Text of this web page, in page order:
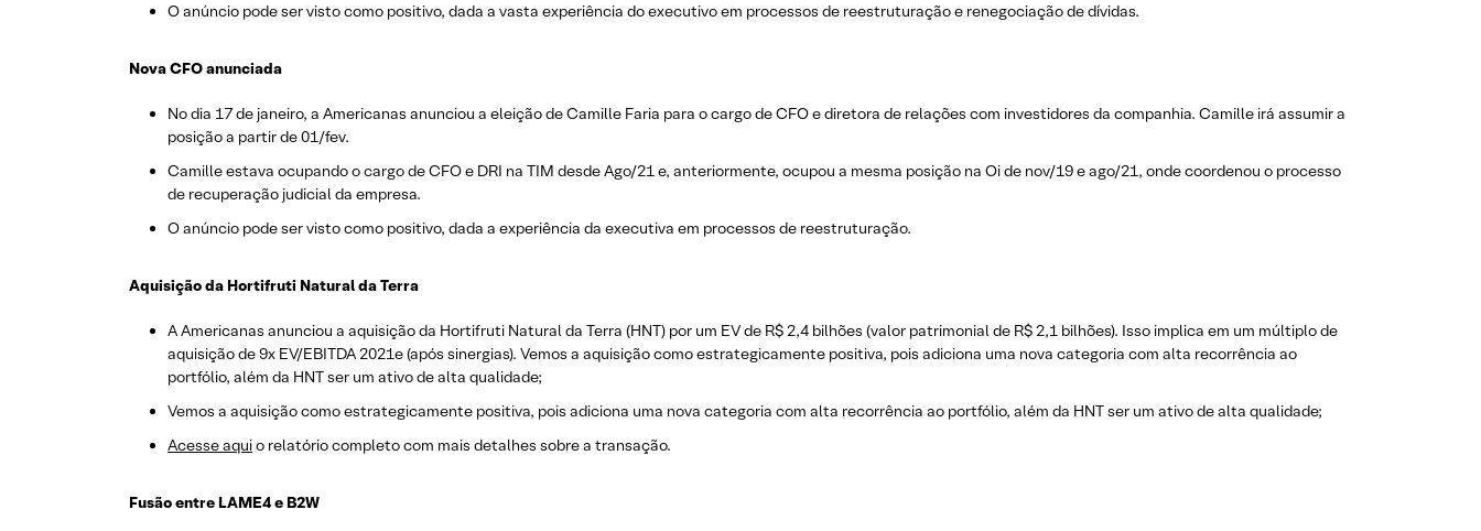
O anúncio pode ser visto como positivo, dada a vasta experiência do executivo em processos de reestruturação e renegociação de dívidas.
Nova CFO anunciada
No dia 17 de janeiro, a Americanas anunciou a eleição de Camille Faria para o cargo de CFO e diretora de relações com investidores da companhia. Camille irá assumir a
posição a partir de 01/fev.
Camille estava ocupando o cargo de CFO e DRI na TIM desde Ago/21 e, anteriormente, ocupou a mesma posição na Oi de nov/19 e ago/21, onde coordenou o processo
de recuperação judicial da empresa.
O anúncio pode ser visto como positivo, dada a experiência da executiva em processos de reestruturação.
Aquisição da Hortifruti Natural da Terra
A Americanas anunciou a aquisição da Hortifruti Natural da Terra (HNT) por um EV de R$ 2,4 bilhões (valor patrimonial de R$ 2,1 bilhões). Isso implica em um múltiplo de
aquisição de 9x EV/EBITDA 2021e (após sinergias). Vemos a aquisição como estrategicamente positiva, pois adiciona uma nova categoria com alta recorrência ao
portfólio, além da HNT ser um ativo de alta qualidade;
Vemos a aquisição como estrategicamente positiva, pois adiciona uma nova categoria com alta recorrência ao portfólio, além da HNT ser um ativo de alta qualidade;
Acesse aquio relatório completo com mais detalhes sobre a transação.
Fusão entre LAME4 e B2W